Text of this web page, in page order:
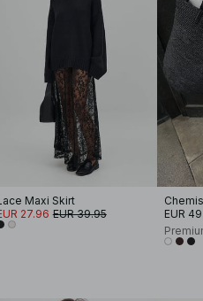
Maxi Skirt
27.96 EUR 39.95
EUR